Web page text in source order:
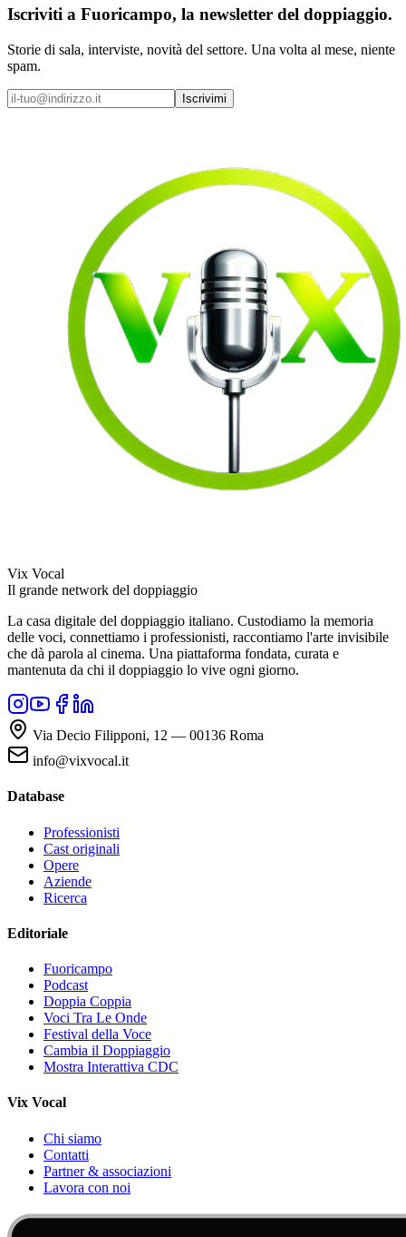
Iscriviti a Fuoricampo, la newsletter del doppiaggio.
Storie di sala, interviste, novità del settore. Una volta al mese, niente
spam.
Iscrivimi
Vix Vocal
Il grande network del doppiaggio
La casa digitale del doppiaggio italiano. Custodiamo la memoria
delle voci, connettiamo i professionisti, raccontiamo l'arte invisibile
che dà parola al cinema. Una piattaforma fondata, curata e
mantenuta da chi il doppiaggio lo vive ogni giorno.
Via Decio Filipponi, 12 — 00136 Roma
info@vixvocal.it
Database
Professionisti
Cast originali
Opere
Aziende
Ricerca
Editoriale
Fuoricampo
Podcast
Doppia Coppia
Voci Tra Le Onde
Festival della Voce
Cambia il Doppiaggio
Mostra Interattiva CDC
Vix Vocal
Chi siamo
Contatti
Partner & associazioni
Lavora con noi